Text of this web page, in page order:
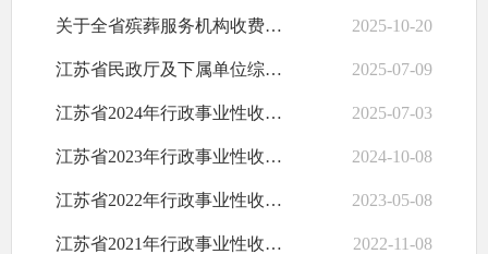
关于全省殡葬服务机构收费的集中公示 2025-10-20
江苏省民政厅及下属单位综合性涉企收费目录清单 2025-07-09
江苏省2024年行政事业性收费项目目录清单 2025-07-03
江苏省2023年行政事业性收费项目目录清单 2024-10-08
江苏省2022年行政事业性收费项目目录清单 2023-05-08
江苏省2021年行政事业性收费项目目录清单 2022-11-08